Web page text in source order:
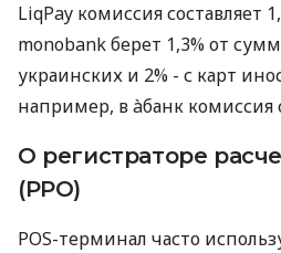
LiqPay комиссия составляет
monobank берет 1,3% от
украинских и 2% - с карт
например, в àбанк комиссия
О регистраторе
(РРО)
POS-терминал часто